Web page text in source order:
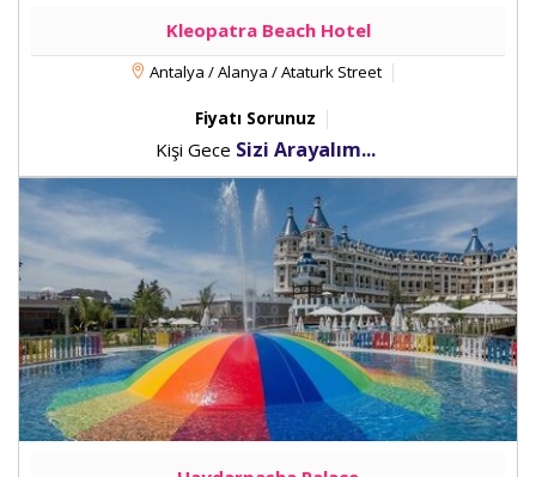
Kleopatra Beach Hotel
Antalya / Alanya / Ataturk Street
Fiyatı Sorunuz
Kişi Gece Sizi Arayalım...